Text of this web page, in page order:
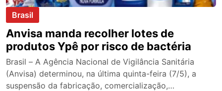
Brasil
Anvisa manda recolher lotes de
produtos Ypê por risco de bactéria
Brasil – A Agência Nacional de Vigilância Sanitária
(Anvisa) determinou, na última quinta-feira (7/5), a
suspensão da fabricação, comercialização,